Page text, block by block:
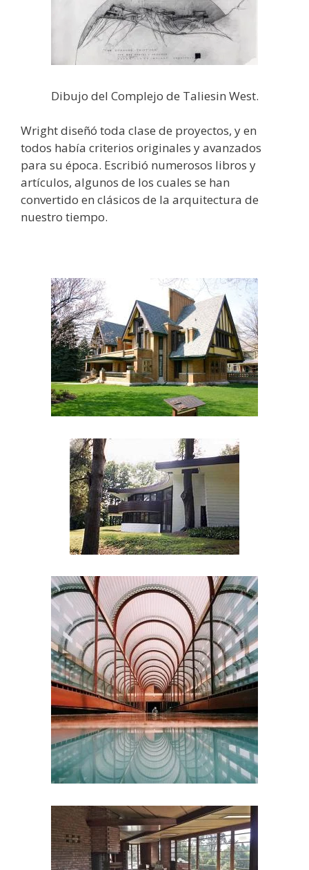
Dibujo del Complejo de Taliesin West.
Wright diseñó toda clase de proyectos, y en
todos había criterios originales y avanzados
para su época. Escribió numerosos libros y
artículos, algunos de los cuales se han
convertido en clásicos de la arquitectura de
nuestro tiempo.